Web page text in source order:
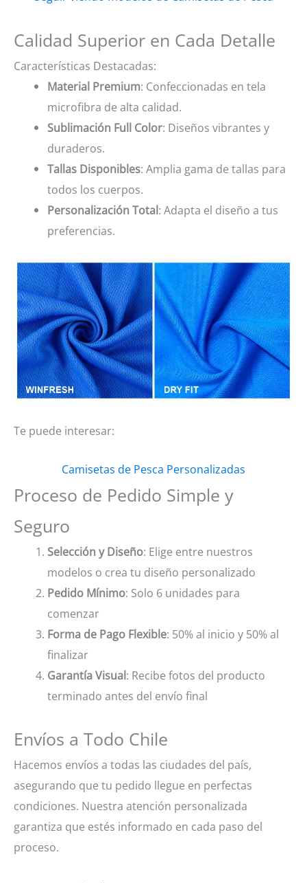
Calidad Superior en Cada Detalle
Características Destacadas:
Material Premium: Confeccionadas en tela
microfibra de alta calidad.
Sublimación Full Color: Diseños vibrantes y
duraderos.
Tallas Disponibles: Amplia gama de tallas para
todos los cuerpos.
Personalización Total: Adapta el diseño a tus
preferencias.
Te puede interesar:
Camisetas de Pesca Personalizadas
Proceso de Pedido Simple y
Seguro
Selección y Diseño: Elige entre nuestros
modelos o crea tu diseño personalizado
Pedido Mínimo: Solo 6 unidades para
comenzar
Forma de Pago Flexible: 50% al inicio y 50% al
finalizar
Garantía Visual: Recibe fotos del producto
terminado antes del envío final
Envíos a Todo Chile
Hacemos envíos a todas las ciudades del país,
asegurando que tu pedido llegue en perfectas
condiciones. Nuestra atención personalizada
garantiza que estés informado en cada paso del
proceso.